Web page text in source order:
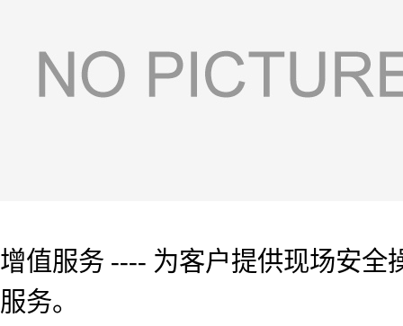
增值服务 ---- 为客户提供现场安
服务。